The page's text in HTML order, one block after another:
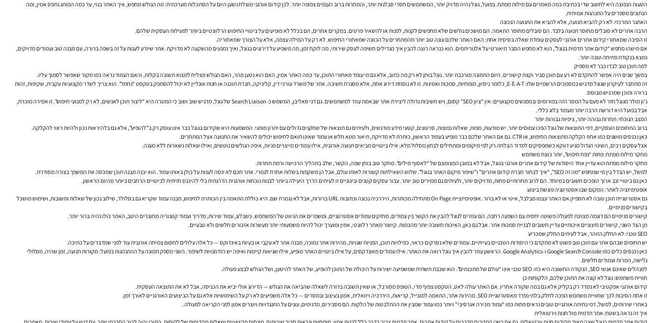
הטעות הנפוצה היא לחשוב שדי בכתיבת כמה מאמרים עם מילות מפתח. בפועל, גוגל נהיה מדויק יותר, המשתמשים חסרי סבלנות יותר, והתחרות ברוב הענפים צפופה יותר. לכן קידום אורגני מוצלח נשען היום על הסתכלות מערכתית: מה הגולש מחפש, איך האתר בנוי, עד כמה המותג נתפס אמין, ומה
הנתונים מספרים על התנהגות אמיתית.
האתגר המרכזי: לא רק להביא תנועה, אלא להביא את התנועה הנכונה
הרבה אתרים לא סובלים מחוסר תנועה בלבד. הם סובלים מחוסר התאמה. הם מושכים גולשים שלא מחפשים לקנות, לפנות או להשאיר פרטים. במקרים אחרים, הם בכלל לא מופיעים על ביטויי החיפוש הרלוונטיים ביותר לפעילות העסקית שלהם.
זו הסיבה שמאחורי קידום אתרים אורגני לעסקים עומדת שאלה בסיסית אחת: האם האתר שלכם עונה טוב יותר מהמתחרים על הכוונה שמאחורי החיפוש. לא רק על המילה עצמה, אלא על הצורך שמאחוריה.
אם מישהו מחפש “קידום אתר תדמית בגוגל”, הוא לא מחפש הסבר תיאורטי על אלגוריתמים. הוא כנראה רוצה להבין איך מגדילים חשיפה לעסק שירותי, מה לוקח זמן, מה משפיע על דירוגים בגוגל, ואיך נמנעים מהשקעה לא מדויקת. אתר שיודע לענות על זה בשפה ברורה, עם מבנה טוב ועמודים מדויקים,
נמצא בנקודת פתיחה טובה יותר.
למה תוכן טוב לבדו כבר לא מספיק
במשך שנים היה אפשר להתקדם לא רע עם תוכן סביר וקצת קישורים. היום התמונה מורכבת יותר. גוגל בוחן לא רק מה כתוב, אלא גם מי עומד מאחורי התוכן, עד כמה האתר אמין, האם הוא נטען מהר, האם הגולש מצליח למצוא תשובה בקלות, והאם העמוד נראה כמו מקור שאפשר לסמוך עליו.
זה מתחבר לעיקרון שגוגל מדגיש במסמכים הרשמיים שלו: E-E-A-T, כלומר ניסיון, מומחיות, סמכות ואמינות. זו לא נוסחת דירוג אחת, אלא מסגרת חשיבה. אתר של משרד עורכי דין, קליניקה, חברת תוכנה או חנות אונליין לא יכול להסתפק בטקסט “נחמד”. הוא צריך לשדר מקצועיות עקבית, שקיפות, זהות
ברורה ותוכן שמרגיש מבוסס.
ג'ון מולר מגוגל חזר לא פעם על המסר הזה בפורומים ובמפגשים מקצועיים: אין “ציון SEO” קסום, ויש חשיבות גדולה ליצירת אתר שבאמת עוזר למשתמשים. גם דני סאליבן, המשמש כ-Search Liaison של גוגל, מדגיש שוב ושוב כי המטרה היא “ליצור תוכן לאנשים, לא רק למנועי חיפוש”. זו אמירה מוכרת,
אבל בפועל היא דורשת הרבה יותר מעמוד בלוג כללי.
המצב הנוכחי: תחרות גבוהה יותר, ציפיות גבוהות יותר
ברוב התחומים העסקיים, דפי התוצאות של גוגל הפכו עמוסים יותר. יש מודעות, מפות, שאלות נפוצות, סרטונים, קטעי מידע מודגשים, ולעיתים גם תוצאות של שחקנים גדולים עם יתרון מותגי. המשמעות היא שקידום בגוגל כבר אינו עוסק רק ב”להופיע”, אלא גם בלהיראות נכון ולהיות ראוי להקלקה.
כאן נכנסים מושגים כמו אחוז הקלקה מתוצאות החיפוש, או CTR. גם אם האתר שלכם כבר מופיע בעמוד הראשון, כותרת לא מדויקת, תיאור מטא חלש או עמוד שאינו תואם לחיפוש יכולים להשאיר את התנועה אצל המתחרים.
אצל עסקים רבים, השינוי הגדול מגיע דווקא כשמפסיקים למדוד הצלחה רק לפי מיקומים ומתחילים לבחון מסלול מלא: אילו ביטויים מביאים תנועה אורגנית, אילו עמודים מייצרים פניות, איפה הגולשים נוטשים, ואילו שאלות נשארות ללא מענה.
מחקר מילות מפתח: פחות “נפח חיפוש”, יותר כוונת משתמש
מחקר מילות מפתח הוא עדיין אחד היסודות של קידום אתרים אורגני בגוגל, אבל לא במובן המצומצם של “לאסוף מילים”. מחקר טוב בוחן שפה, הקשר, שלב בתהליך הרכישה ורמת תחרות.
למשל, יש הבדל בין מי שמחפש “מה זה SEO”, “איך לבחור חברת קידום אתרים” ו”שיפור מיקום האתר בגוגל”. שלוש השאילתות קשורות לאותו עולם, אבל הן משקפות בשלות אחרת לגמרי. אתר חכם לא ינסה לענות על כולן באותו עמוד. הוא יבנה מבנה תוכן שמכסה את המשפך בצורה מסודרת.
כאן גם ביטויי זנב ארוך הופכים חשובים במיוחד. הם לרוב תחרותיים פחות, מדויקים יותר, ולעיתים גם ממירים טוב יותר. עבור עסקים קטנים ובינוניים זו לעיתים הדרך היעילה ביותר לבנות נוכחות אורגנית הדרגתית בלי להיכנס חזיתית לביטויים הרחבים ביותר מהיום הראשון.
אופטימיזציה לאתר: המקום שבו אסטרטגיה פוגשת ביצוע
גם אסטרטגיית תוכן טובה לא תספיק אם האתר עצמו מבלבל, איטי או לא ברור. אופטימיזציית On Page מתחילה מכותרות, היררכיה נכונה וכתובות URL ברורות, אבל לא נגמרת שם. היא כוללת התאמה בין הכותרת לחיפוש, מבנה עמוד שקריא גם בסלולר, שילוב נכון של שאלות ותשובות, ושימוש מושכל
בקישורים פנימיים.
קישורים פנימיים הם דוגמה מצוינת לפעולה פשוטה יחסית עם השפעה רחבה. הם עוזרים לגוגל להבין את הקשר בין עמודים, מחזקים עמודים אסטרטגיים, ומשפרים את הניווט של המשתמש. כשבלוג, עמוד שירות, מדריך ועמוד קטגוריה מחוברים היטב, האתר כולו נהיה ברור יותר.
מן הצד השני, קישורים חיצוניים איכותיים עדיין חשובים לבניית סמכות אתר. אבל גם כאן, האיכות חשובה יותר מהכמות. קישור מאתר רלוונטי, אמין ומוערך יכול להיות משמעותי יותר מעשרות אזכורים חלשים ולא טבעיים.
SEO טכני: לא החלק הזוהר, אבל לעיתים החלק שמכריע
יש תחומים שבהם אתר עם תוכן טוב פשוט לא מתקדם כי היסודות הטכניים בעייתיים. עמודים שלא נסרקים כראוי, כפילויות תוכן, הפניות שגויות, מהירות אתר נמוכה, מבנה אתר לא עקבי או בעיות באינדוקס — כל אלה עלולים לחסום צמיחה אורגנית עוד לפני שמדברים על כתיבה.
כאן נכנסים כלים כמו Google Search Console ו-Google Analytics. הראשון עוזר להבין איך גוגל רואה את האתר: אילו עמודים מאונדקסים, על אילו ביטויים האתר מופיע, אילו שגיאות קיימות ואיפה יש הזדמנויות לשיפור. השני מספק תמונה על ההתנהגות בפועל: מקורות תנועה, זמן שהיה, מסלולי
גלישה, המרות ועמודים חלשים.
למנהלים שאינם אנשי SEO, הנקודה החשובה היא כזו: SEO טכני אינו “עולם של מתכנתים”. הוא שכבת תשתית שמשפיעה ישירות על היכולת של התוכן להופיע, של האתר להיטען, ושל הגולש לבצע פעולה.
חוויית משתמש: גוגל לא קונה את התוכן שלכם, הלקוחות כן
קידום אורגני אפקטיבי לא נמדד רק בקליק אלא גם במה שקורה אחריו. אם האתר עולה לאט, הטקסט צפוף מדי, הטופס מסורבל, או שאין תשובה ברורה לשאלה שהביאה את הגולש — הדירוג אולי יביא את הכניסה, אבל לא את התוצאה העסקית.
זו אחת הסיבות לכך שחוויית משתמש הפכה לחלק בלתי נפרד מאסטרטגיית SEO. מהירות אתר, התאמה למובייל, קריאות, היררכיה ויזואלית, אמון בעיצוב ובמסרים — כל אלה משפיעים לא רק על השימושיות אלא גם על הביצועים האורגניים לאורך זמן.
באתרי שירותים, למשל, דפי נחיתה אורגניים טובים נראים פחות כמו “עמוד מכירה אגרסיבי” ויותר כמו עמוד שמבין את ההתלבטות של הלקוח. הם מסבירים, מדגימים, עונים על התנגדויות ויוצרים אמון לפני הקריאה לפעולה.
איך זה נראה בשטח: אתר תדמית מול חנות וירטואלית